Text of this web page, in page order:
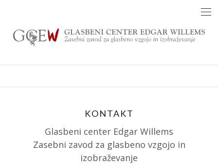
content
KONTAKT
Glasbeni center Edgar Willems
Zasebni zavod za glasbeno vzgojo in
izobraževanje